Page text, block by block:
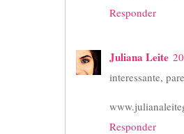
Responder
Juliana Leite
interessante,
Responder